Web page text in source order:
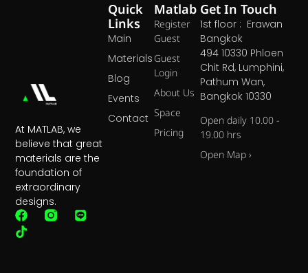
At MATLAB, we
believe that great
materials are the
foundation of
extraordinary
designs.
Matlab
Register
Guest
Guest
Login
About Us
Space
Pricing
Quick
Links
Main
Materials
Blog
Events
Contact
Get In Touch
1st floor : Erawan
Bangkok
494 10330 Phloen
Chit Rd, Lumphini,
Pathum Wan,
Bangkok 10330
Open daily 10.00 -
19.00 hrs
Open Map ›